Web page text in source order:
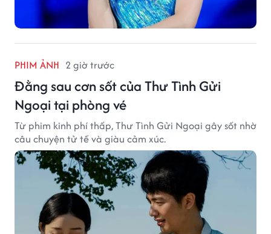
PHIM ẢNH 2 giờ trước
Đằng sau cơn sốt của Thư Tình Gửi
Ngoại tại phòng vé
Từ phim kinh phí thấp, Thư Tình Gửi Ngoại gây sốt nhờ
câu chuyện tử tế và giàu cảm xúc.